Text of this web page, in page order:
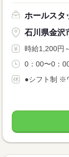
ホールスタ
石川県金沢
時給1,200円
0：00〜0：
●シフト制 ※